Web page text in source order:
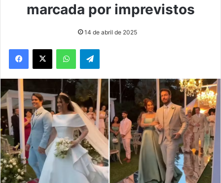
marcada por imprevistos
14 de abril de 2025
WhatsAppTelegram